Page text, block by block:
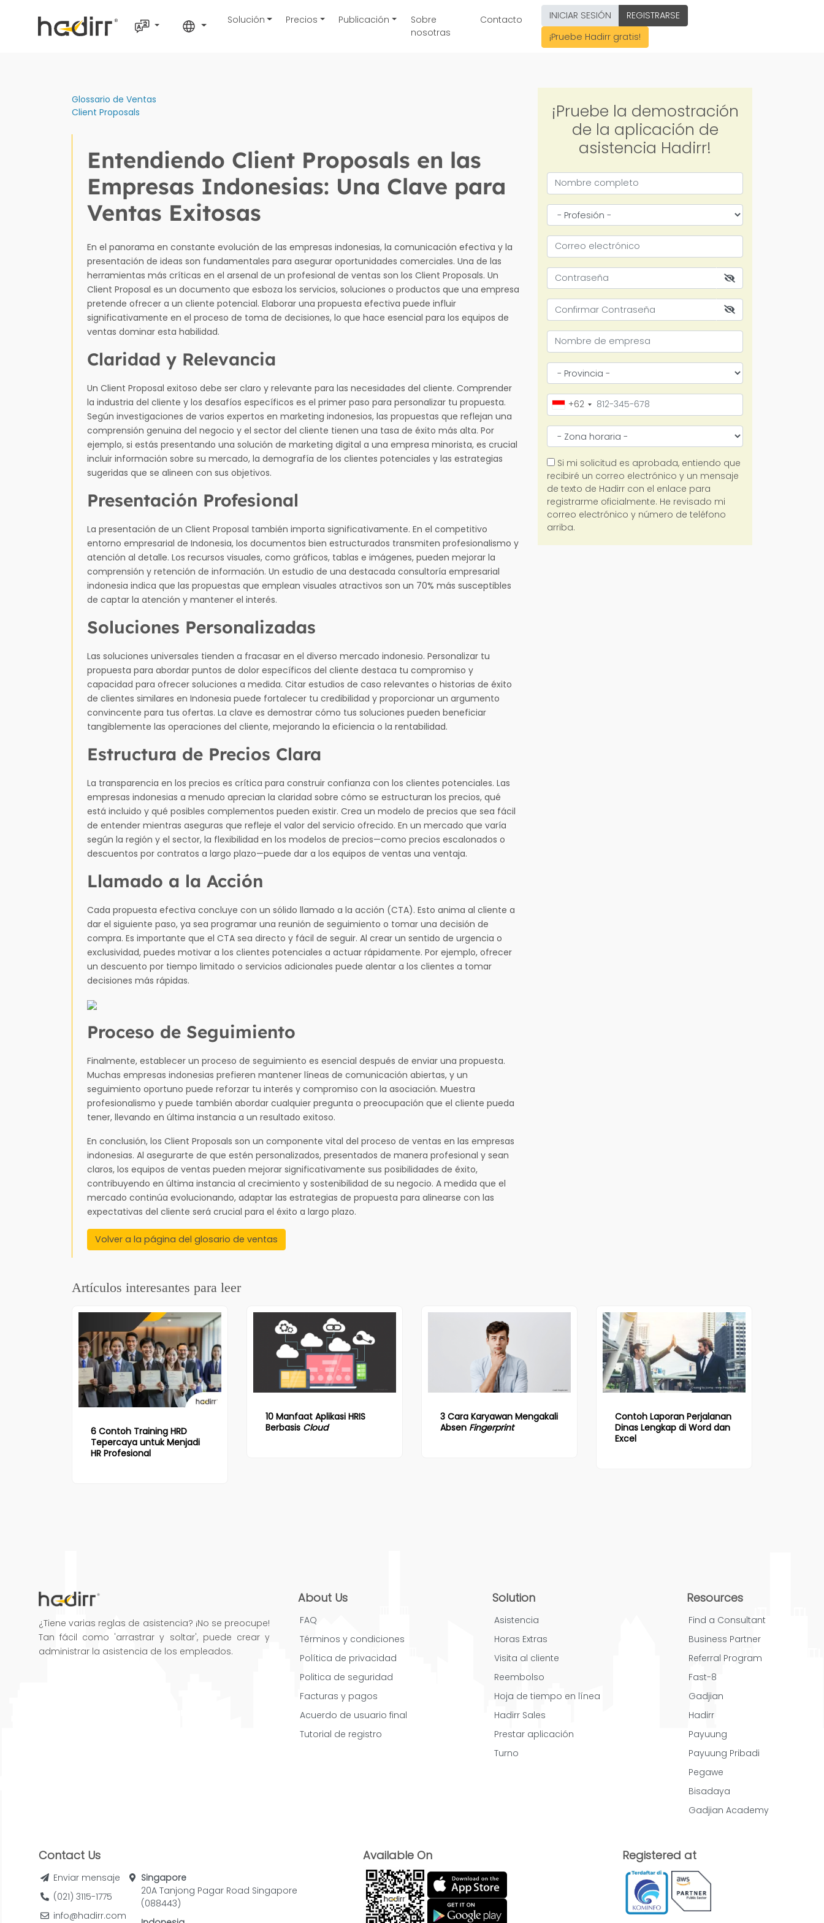
Solución Precios Publicación
Sobre
nosotras
Contacto INICIAR SESIÓN
REGISTRARSE
¡Pruebe Hadirr gratis!
Glossario de Ventas
Client Proposals
Entendiendo Client Proposals en las
Empresas Indonesias: Una Clave para
Ventas Exitosas
En el panorama en constante evolución de las empresas indonesias, la comunicación efectiva y la
presentación de ideas son fundamentales para asegurar oportunidades comerciales. Una de las
herramientas más críticas en el arsenal de un profesional de ventas son los Client Proposals. Un
Client Proposal es un documento que esboza los servicios, soluciones o productos que una empresa
pretende ofrecer a un cliente potencial. Elaborar una propuesta efectiva puede influir
significativamente en el proceso de toma de decisiones, lo que hace esencial para los equipos de
ventas dominar esta habilidad.
Claridad y Relevancia
Un Client Proposal exitoso debe ser claro y relevante para las necesidades del cliente. Comprender
la industria del cliente y los desafíos específicos es el primer paso para personalizar tu propuesta.
Según investigaciones de varios expertos en marketing indonesios, las propuestas que reflejan una
comprensión genuina del negocio y el sector del cliente tienen una tasa de éxito más alta. Por
ejemplo, si estás presentando una solución de marketing digital a una empresa minorista, es crucial
incluir información sobre su mercado, la demografía de los clientes potenciales y las estrategias
sugeridas que se alineen con sus objetivos.
Presentación Profesional
La presentación de un Client Proposal también importa significativamente. En el competitivo
entorno empresarial de Indonesia, los documentos bien estructurados transmiten profesionalismo y
atención al detalle. Los recursos visuales, como gráficos, tablas e imágenes, pueden mejorar la
comprensión y retención de información. Un estudio de una destacada consultoría empresarial
indonesia indica que las propuestas que emplean visuales atractivos son un 70% más susceptibles
de captar la atención y mantener el interés.
Soluciones Personalizadas
Las soluciones universales tienden a fracasar en el diverso mercado indonesio. Personalizar tu
propuesta para abordar puntos de dolor específicos del cliente destaca tu compromiso y
capacidad para ofrecer soluciones a medida. Citar estudios de caso relevantes o historias de éxito
de clientes similares en Indonesia puede fortalecer tu credibilidad y proporcionar un argumento
convincente para tus ofertas. La clave es demostrar cómo tus soluciones pueden beneficiar
tangiblemente las operaciones del cliente, mejorando la eficiencia o la rentabilidad.
Estructura de Precios Clara
La transparencia en los precios es crítica para construir confianza con los clientes potenciales. Las
empresas indonesias a menudo aprecian la claridad sobre cómo se estructuran los precios, qué
está incluido y qué posibles complementos pueden existir. Crea un modelo de precios que sea fácil
de entender mientras aseguras que refleje el valor del servicio ofrecido. En un mercado que varía
según la región y el sector, la flexibilidad en los modelos de precios—como precios escalonados o
descuentos por contratos a largo plazo—puede dar a los equipos de ventas una ventaja.
Llamado a la Acción
Cada propuesta efectiva concluye con un sólido llamado a la acción (CTA). Esto anima al cliente a
dar el siguiente paso, ya sea programar una reunión de seguimiento o tomar una decisión de
compra. Es importante que el CTA sea directo y fácil de seguir. Al crear un sentido de urgencia o
exclusividad, puedes motivar a los clientes potenciales a actuar rápidamente. Por ejemplo, ofrecer
un descuento por tiempo limitado o servicios adicionales puede alentar a los clientes a tomar
decisiones más rápidas.
Proceso de Seguimiento
Finalmente, establecer un proceso de seguimiento es esencial después de enviar una propuesta.
Muchas empresas indonesias prefieren mantener líneas de comunicación abiertas, y un
seguimiento oportuno puede reforzar tu interés y compromiso con la asociación. Muestra
profesionalismo y puede también abordar cualquier pregunta o preocupación que el cliente pueda
tener, llevando en última instancia a un resultado exitoso.
En conclusión, los Client Proposals son un componente vital del proceso de ventas en las empresas
indonesias. Al asegurarte de que estén personalizados, presentados de manera profesional y sean
claros, los equipos de ventas pueden mejorar significativamente sus posibilidades de éxito,
contribuyendo en última instancia al crecimiento y sostenibilidad de su negocio. A medida que el
mercado continúa evolucionando, adaptar las estrategias de propuesta para alinearse con las
expectativas del cliente será crucial para el éxito a largo plazo.
Volver a la página del glosario de ventas
Artículos interesantes para leer
6 Contoh Training HRD
Tepercaya untuk Menjadi
HR Profesional
10 Manfaat Aplikasi HRIS
Berbasis Cloud
3 Cara Karyawan Mengakali
Absen Fingerprint
Contoh Laporan Perjalanan
Dinas Lengkap di Word dan
Excel
¿Tiene varias reglas de asistencia? ¡No se preocupe!
Tan fácil como 'arrastrar y soltar', puede crear y
administrar la asistencia de los empleados.
About Us
FAQ
Términos y condiciones
Política de privacidad
Politica de seguridad
Facturas y pagos
Acuerdo de usuario final
Tutorial de registro
Solution
Asistencia
Horas Extras
Visita al cliente
Reembolso
Hoja de tiempo en línea
Hadirr Sales
Prestar aplicación
Turno
Resources
Find a Consultant
Business Partner
Referral Program
Fast-8
Gadjian
Hadirr
Payuung
Payuung Pribadi
Pegawe
Bisadaya
Gadjian Academy
Contact Us
Enviar mensaje
(021) 3115-1775
info@hadirr.com
Singapore
20A Tanjong Pagar Road Singapore
(088443)
Available On Registered at